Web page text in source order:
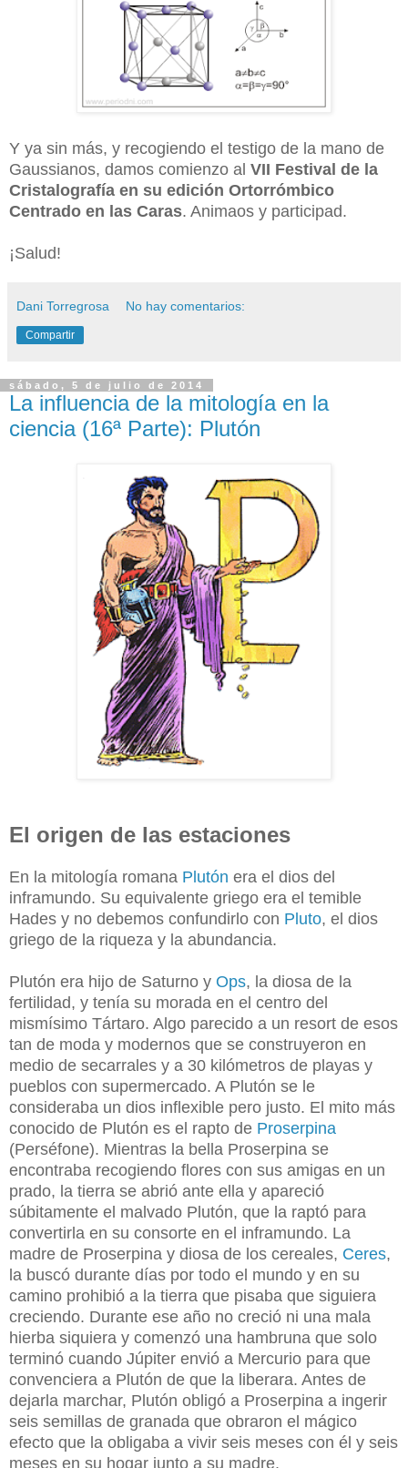
Y ya sin más, y recogiendo el testigo de la mano de
Gaussianos, damos comienzo al VII Festival de la
Cristalografía en su edición Ortorrómbico
Centrado en las Caras. Animaos y participad.
¡Salud!
Dani Torregrosa No hay comentarios:
Compartir
sábado, 5 de julio de 2014
La influencia de la mitología en la
ciencia (16ª Parte): Plutón
El origen de las estaciones
En la mitología romana Plutón era el dios del
inframundo. Su equivalente griego era el temible
Hades y no debemos confundirlo con Pluto, el dios
griego de la riqueza y la abundancia.
Plutón era hijo de Saturno y Ops, la diosa de la
fertilidad, y tenía su morada en el centro del
mismísimo Tártaro. Algo parecido a un resort de esos
tan de moda y modernos que se construyeron en
medio de secarrales y a 30 kilómetros de playas y
pueblos con supermercado. A Plutón se le
consideraba un dios inflexible pero justo. El mito más
conocido de Plutón es el rapto de Proserpina
(Perséfone). Mientras la bella Proserpina se
encontraba recogiendo flores con sus amigas en un
prado, la tierra se abrió ante ella y apareció
súbitamente el malvado Plutón, que la raptó para
convertirla en su consorte en el inframundo. La
madre de Proserpina y diosa de los cereales, Ceres,
la buscó durante días por todo el mundo y en su
camino prohibió a la tierra que pisaba que siguiera
creciendo. Durante ese año no creció ni una mala
hierba siquiera y comenzó una hambruna que solo
terminó cuando Júpiter envió a Mercurio para que
convenciera a Plutón de que la liberara. Antes de
dejarla marchar, Plutón obligó a Proserpina a ingerir
seis semillas de granada que obraron el mágico
efecto que la obligaba a vivir seis meses con él y seis
meses en su hogar junto a su madre.